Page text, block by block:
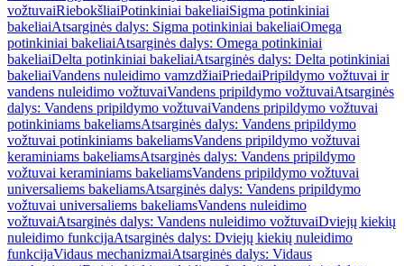
vožtuvaiRiebokšliaiPotinkiniai bakeliaiSigma potinkiniai
bakeliaiAtsarginės dalys: Sigma potinkiniai bakeliaiOmega
potinkiniai bakeliaiAtsarginės dalys: Omega potinkiniai
bakeliaiDelta potinkiniai bakeliaiAtsarginės dalys: Delta potinkiniai
bakeliaiVandens nuleidimo vamzdžiaiPriedaiPripildymo vožtuvai ir
vandens nuleidimo vožtuvaiVandens pripildymo vožtuvaiAtsarginės
dalys: Vandens pripildymo vožtuvaiVandens pripildymo vožtuvai
potinkiniams bakeliamsAtsarginės dalys: Vandens pripildymo
vožtuvai potinkiniams bakeliamsVandens pripildymo vožtuvai
keraminiams bakeliamsAtsarginės dalys: Vandens pripildymo
vožtuvai keraminiams bakeliamsVandens pripildymo vožtuvai
universaliems bakeliamsAtsarginės dalys: Vandens pripildymo
vožtuvai universaliems bakeliamsVandens nuleidimo
vožtuvaiAtsarginės dalys: Vandens nuleidimo vožtuvaiDviejų kiekių
nuleidimo funkcijaAtsarginės dalys: Dviejų kiekių nuleidimo
funkcijaVidaus mechanizmaiAtsarginės dalys: Vidaus